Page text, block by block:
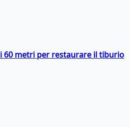
60 metri per restaurare il tiburio